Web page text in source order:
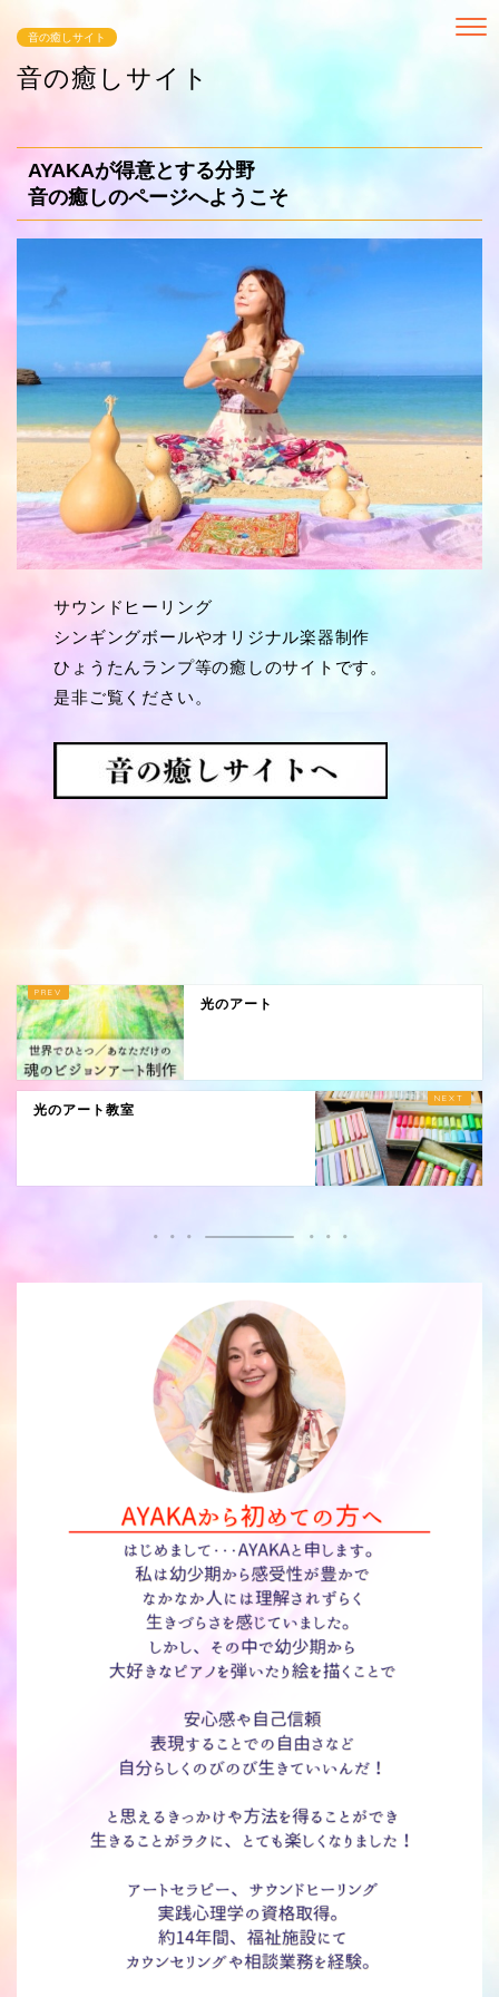
音の癒しサイト
音の癒しサイト
AYAKAが得意とする分野
音の癒しのページへようこそ
サウンドヒーリング
シンギングボールやオリジナル楽器制作
ひょうたんランプ等の癒しのサイトです。
是非ご覧ください。
光のアート
光のアート教室